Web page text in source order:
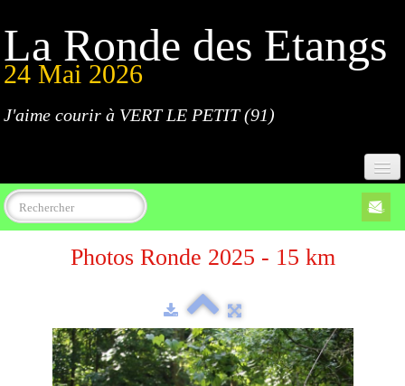
La Ronde des Etangs
24 Mai 2026
J'aime courir à VERT LE PETIT (91)
Accueil
Programme
Règlement
Parcours
Photos Ronde 2025 - 15 km